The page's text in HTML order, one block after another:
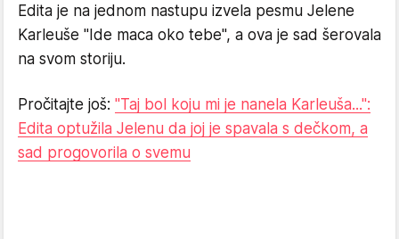
Edita je na jednom nastupu izvela pesmu Jelene
Karleuše "Ide maca oko tebe", a ova je sad šerovala
na svom storiju.
Pročitajte još: "Taj bol koju mi je nanela Karleuša...":
Edita optužila Jelenu da joj je spavala s dečkom, a
sad progovorila o svemu